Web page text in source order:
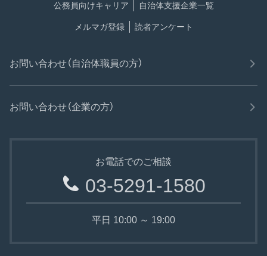
公務員向けキャリア 自治体支援企業一覧
メルマガ登録 読者アンケート
お問い合わせ（自治体職員の方）
お問い合わせ（企業の方）
お電話でのご相談
03-5291-1580
平日 10:00 ～ 19:00